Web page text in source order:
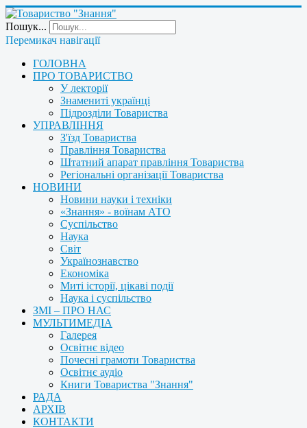
Пошук...
Перемикач навігації
ГОЛОВНА
ПРО ТОВАРИСТВО
У лекторії
Знамениті українці
Підрозділи Товариства
УПРАВЛІННЯ
З'їзд Товариства
Правління Товариства
Штатний апарат правління Товариства
Регіональні організації Товариства
НОВИНИ
Новини науки і техніки
«Знання» - воїнам АТО
Суспільство
Наука
Світ
Українознавство
Економіка
Миті історії, цікаві події
Наука і суспільство
ЗМІ – ПРО НАС
МУЛЬТИМЕДІА
Галерея
Освітнє відео
Почесні грамоти Товариства
Освітнє аудіо
Книги Товариства "Знання"
РАДА
АРХІВ
КОНТАКТИ